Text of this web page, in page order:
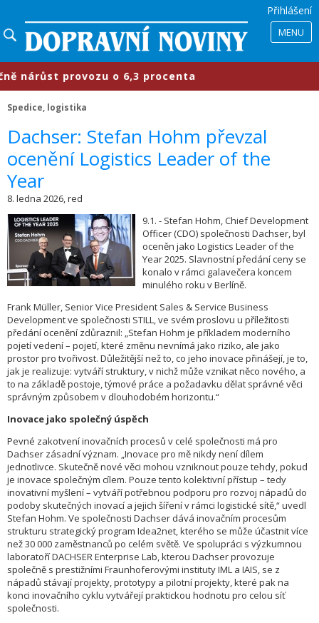
Přihlášení
MENU
provozu o 6,3 procenta
Spedice, logistika
​Dachser: Stefan Hohm převzal
ocenění Logistics Leader of the
Year
8. ledna 2026, red
9.1. - Stefan Hohm, Chief Development
Officer (CDO) společnosti Dachser, byl
oceněn jako Logistics Leader of the
Year 2025. Slavnostní předání ceny se
konalo v rámci galavečera koncem
minulého roku v Berlíně.
Frank Müller, Senior Vice President Sales & Service Business
Development ve společnosti STILL, ve svém proslovu u příležitosti
předání ocenění zdůraznil: „Stefan Hohm je příkladem moderního
pojetí vedení – pojetí, které změnu nevnímá jako riziko, ale jako
prostor pro tvořivost. Důležitější než to, co jeho inovace přinášejí, je to,
jak je realizuje: vytváří struktury, v nichž může vznikat něco nového, a
to na základě postoje, týmové práce a požadavku dělat správné věci
správným způsobem v dlouhodobém horizontu.“
Inovace jako společný úspěch
Pevné zakotvení inovačních procesů v celé společnosti má pro
Dachser zásadní význam. „Inovace pro mě nikdy není dílem
jednotlivce. Skutečně nové věci mohou vzniknout pouze tehdy, pokud
je inovace společným cílem. Pouze tento kolektivní přístup – tedy
inovativní myšlení – vytváří potřebnou podporu pro rozvoj nápadů do
podoby skutečných inovací a jejich šíření v rámci logistické sítě,“ uvedl
Stefan Hohm. Ve společnosti Dachser dává inovačním procesům
strukturu strategický program Idea2net, kterého se může účastnit více
než 30 000 zaměstnanců po celém světě. Ve spolupráci s výzkumnou
laboratoří DACHSER Enterprise Lab, kterou Dachser provozuje
společně s prestižními Fraunhoferovými instituty IML a IAIS, se z
nápadů stávají projekty, prototypy a pilotní projekty, které pak na
konci inovačního cyklu vytvářejí praktickou hodnotu pro celou síť
společnosti.